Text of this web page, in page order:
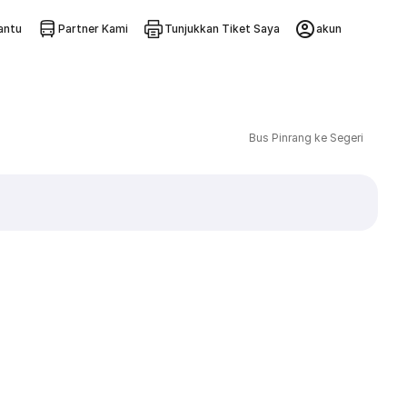
Partner Kami Tunjukkan Tiket Saya akun
Bus Pinrang ke Segeri